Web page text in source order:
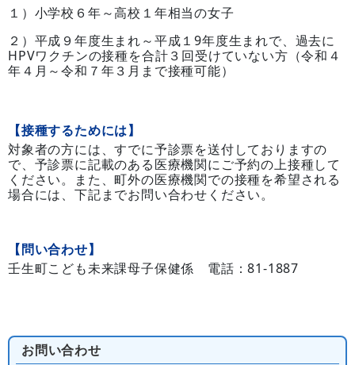
１）小学校６年～高校１年相当の女子
２）平成９年度生まれ～平成１9年度生まれで、過去に
HPVワクチンの接種を合計３回受けていない方（令和４
年４月～令和７年３月まで接種可能）
【接種するためには】
対象者の方には、すでに予診票を送付しておりますの
で、予診票に記載のある医療機関にご予約の上接種して
ください。また、町外の医療機関での接種を希望される
場合には、下記までお問い合わせください。
【問い合わせ】
壬生町こども未来課母子保健係 電話：81-1887
お問い合わせ